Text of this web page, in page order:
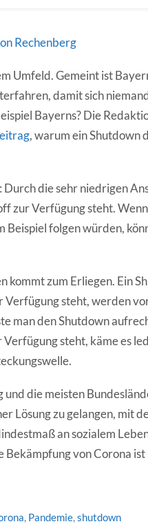
Rechenberg
Umfeld. Gemeint ist
damit sich
Bayerns? Die
, warum ein Shutdown
die sehr niedrigen
zur Verfügung steht.
Beispiel folgen würden,
kommt zum Erliegen. Ein
Verfügung steht, werden
man den Shutdown
steht, käme es
die meisten
Lösung zu gelangen, mit
an sozialem
von Corona ist
, Pandemie,shutdown